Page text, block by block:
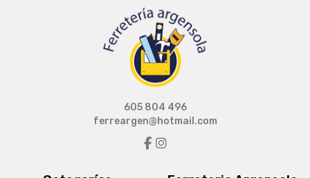
605 804 496
ferreargen@hotmail.com